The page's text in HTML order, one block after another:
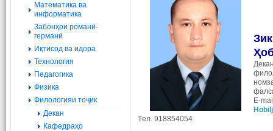
Mатематика ва
информатика
Забонҳои романӣ-
германӣ
Иқтисод ва идора
Технология
Педагогика
Физика
Филологияи тоҷик
Декан
Кафедраҳо
E-
Tел. 918854054